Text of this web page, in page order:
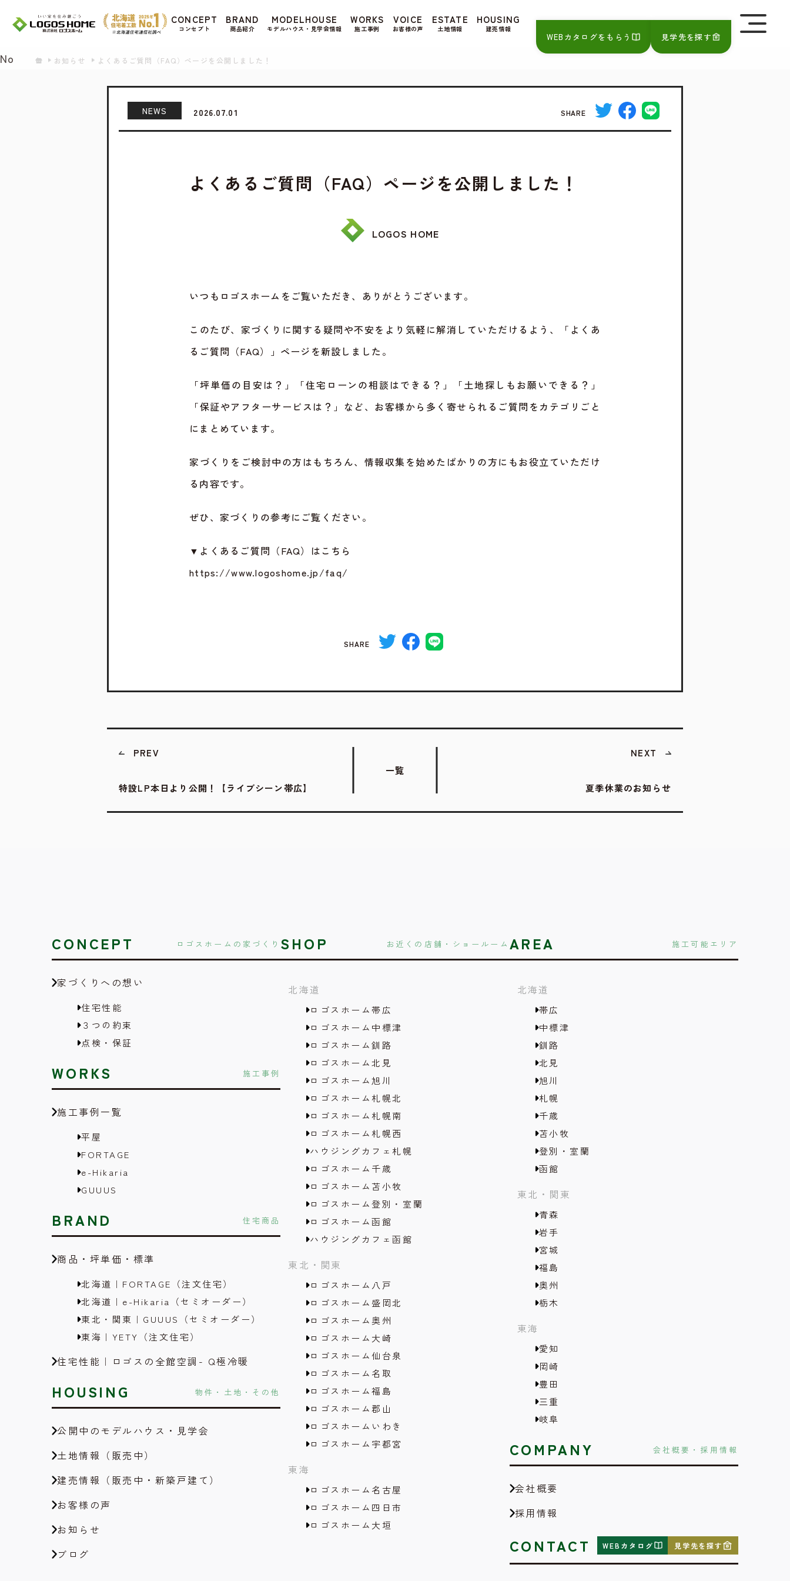
CONCEPT
コンセプト
BRAND
商品紹介
MODELHOUSE
モデルハウス・見学会情報
WORKS
施工事例
VOICE
お客様の声
ESTATE
土地情報
HOUSING
建売情報
お知らせ よくあるご質問（FAQ）ページを公開しました！
NEWS 2026.07.01 SHARE
よくあるご質問（FAQ）ページを公開しました！
LOGOS HOME
いつもロゴスホームをご覧いただき、ありがとうございます。
このたび、家づくりに関する疑問や不安をより気軽に解消していただけるよう、「よくあ
るご質問（FAQ）」ページを新設しました。
「坪単価の目安は？」「住宅ローンの相談はできる？」「土地探しもお願いできる？」
「保証やアフターサービスは？」など、お客様から多く寄せられるご質問をカテゴリごと
にまとめています。
家づくりをご検討中の方はもちろん、情報収集を始めたばかりの方にもお役立ていただけ
る内容です。
ぜひ、家づくりの参考にご覧ください。
▼よくあるご質問（FAQ）はこちら
https://www.logoshome.jp/faq/
SHARE
PREV
特設LP本日より公開！【ライブシーン帯広】
一覧
NEXT
夏季休業のお知らせ
WEBカタログをもらう 見学先を探す
CONCEPT ロゴスホームの家づくり
家づくりへの想い
住宅性能
３つの約束
点検・保証
WORKS 施工事例
施工事例一覧
平屋
FORTAGE
e-Hikaria
GUUUS
BRAND 住宅商品
商品・坪単価・標準
北海道｜FORTAGE（注文住宅）
北海道｜e-Hikaria（セミオーダー）
東北・関東｜GUUUS（セミオーダー）
東海｜YETY（注文住宅）
住宅性能｜ロゴスの全館空調- Q極冷暖
HOUSING 物件・土地・その他
公開中のモデルハウス・見学会
土地情報（販売中）
建売情報（販売中・新築戸建て）
お客様の声
お知らせ
ブログ
SHOP お近くの店舗・ショールーム
北海道
ロゴスホーム帯広
ロゴスホーム中標津
ロゴスホーム釧路
ロゴスホーム北見
ロゴスホーム旭川
ロゴスホーム札幌北
ロゴスホーム札幌南
ロゴスホーム札幌西
ハウジングカフェ札幌
ロゴスホーム千歳
ロゴスホーム苫小牧
ロゴスホーム登別・室蘭
ロゴスホーム函館
ハウジングカフェ函館
東北・関東
ロゴスホーム八戸
ロゴスホーム盛岡北
ロゴスホーム奥州
ロゴスホーム大崎
ロゴスホーム仙台泉
ロゴスホーム名取
ロゴスホーム福島
ロゴスホーム郡山
ロゴスホームいわき
ロゴスホーム宇都宮
東海
ロゴスホーム名古屋
ロゴスホーム四日市
ロゴスホーム大垣
AREA 施工可能エリア
北海道
帯広
中標津
釧路
北見
旭川
札幌
千歳
苫小牧
登別・室蘭
函館
東北・関東
青森
岩手
宮城
福島
奥州
栃木
東海
愛知
岡崎
豊田
三重
岐阜
COMPANY 会社概要・採用情報
会社概要
採用情報
CONTACT WEBカタログ 見学先を探す
Cookie を使用して、お客様の活動を追跡してもよろしいですか? 当社ではお客様のプライバシーを極めて重視しています。詳細について、およびご質問
がある場合は、当社のプライバシーポリシーをご覧ください。
No